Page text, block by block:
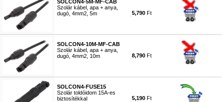
SOLCON4-5M-MF-CAB
Szolár kábel, apa + anya,
dugó, 4mm2, 5m
5,790 Ft
SOLCON4-10M-MF-CAB
Szolár kábel, apa + anya,
dugó, 4mm2, 10m
8,790 Ft
SOLCON4-FUSE15
Szolár toldóidom 15A-es
biztosítékkal
5,190 Ft